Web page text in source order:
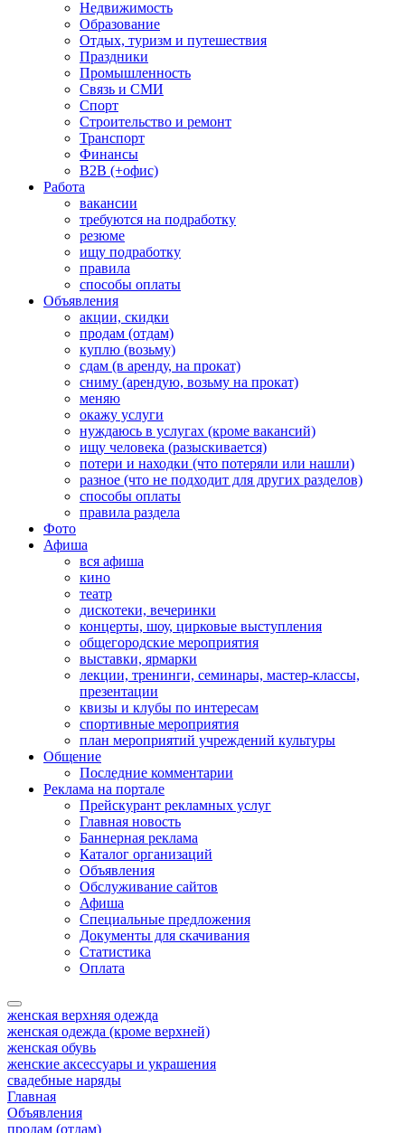
Недвижимость
Образование
Отдых, туризм и путешествия
Праздники
Промышленность
Связь и СМИ
Спорт
Строительство и ремонт
Транспорт
Финансы
B2B (+офис)
Работа
вакансии
требуются на подработку
резюме
ищу подработку
правила
способы оплаты
Объявления
акции, скидки
продам (отдам)
куплю (возьму)
сдам (в аренду, на прокат)
сниму (арендую, возьму на прокат)
меняю
окажу услуги
нуждаюсь в услугах (кроме вакансий)
ищу человека (разыскивается)
потери и находки (что потеряли или нашли)
разное (что не подходит для других разделов)
способы оплаты
правила раздела
Фото
Афиша
вся афиша
кино
театр
дискотеки, вечеринки
концерты, шоу, цирковые выступления
общегородские мероприятия
выставки, ярмарки
лекции, тренинги, семинары, мастер-классы,
презентации
квизы и клубы по интересам
спортивные мероприятия
план мероприятий учреждений культуры
Общение
Последние комментарии
Реклама на портале
Прейскурант рекламных услуг
Главная новость
Баннерная реклама
Каталог организаций
Объявления
Обслуживание сайтов
Афиша
Специальные предложения
Документы для скачивания
Статистика
Оплата
женская верхняя одежда
женская одежда (кроме верхней)
женская обувь
женские аксессуары и украшения
свадебные наряды
Главная
Объявления
продам (отдам)